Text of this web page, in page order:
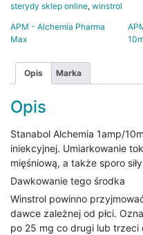
sterydy sklep online, winstrol
APM - Alchemia Pharma
Max
Opis Marka
Opis
Stanabol Alchemia 1amp/
iniekcyjnej. Umiarkowanie
mięśniową, a także sporo
Dawkowanie tego środka
Winstrol powinno
dawce zależnej od płci.
po 25 mg co drugi lub